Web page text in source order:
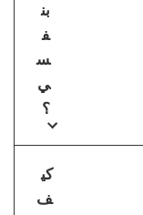
بن
ف
س
ي
؟
كي
ف